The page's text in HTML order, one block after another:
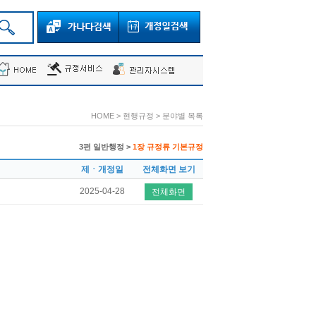
HOME > 현행규정 > 분야별 목록
3편 일반행정 > 1장 규정류 기본규정
제ㆍ개정일 전체화면 보기
2025-04-28 전체화면